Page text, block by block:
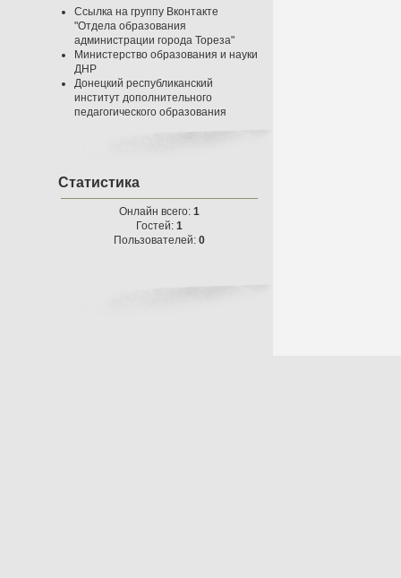
Ссылка на группу Вконтакте
"Отдела образования
администрации города Тореза"
Министерство образования и науки
ДНР
Донецкий республиканский
институт дополнительного
педагогического образования
Статистика
Онлайн всего: 1
Гостей: 1
Пользователей: 0